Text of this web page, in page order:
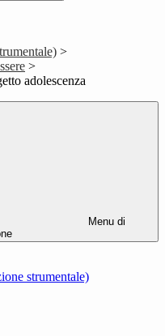
>
>
adolescenza
Menu di
strumentale)